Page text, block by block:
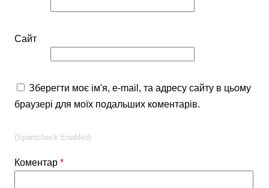
Коментар*
Сайт
Зберегти моє ім'я, e-mail, та адресу сайту в цьому
браузері для моїх подальших коментарів.
(Spamcheck Enabled)